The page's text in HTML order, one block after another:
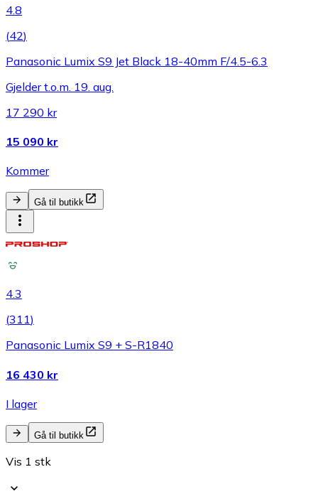
4.8
(42)
Panasonic Lumix S9 Jet Black 18-40mm F/4.5-6.3
Gjelder t.o.m. 19. aug.
17 290 kr
15 090 kr
Kommer
Gå til butikk
4.3
(311)
Panasonic Lumix S9 + S-R1840
16 430 kr
I lager
Gå til butikk
Vis 1 stk